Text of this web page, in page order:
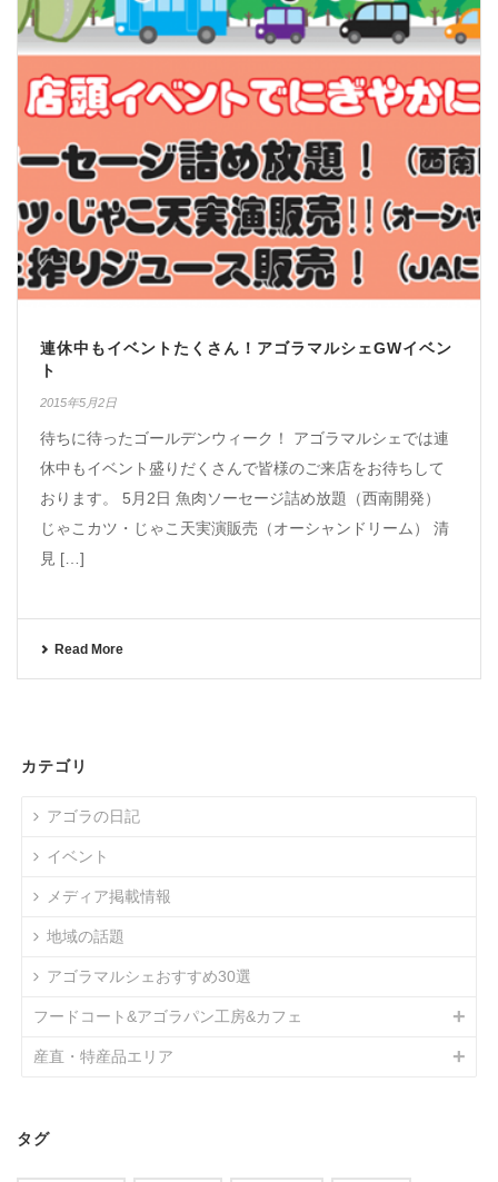
連休中もイベントたくさん！アゴラマルシェGWイベン
ト
2015年5月2日
待ちに待ったゴールデンウィーク！ アゴラマルシェでは連
休中もイベント盛りだくさんで皆様のご来店をお待ちして
おります。 5月2日 魚肉ソーセージ詰め放題（西南開発）
じゃこカツ・じゃこ天実演販売（オーシャンドリーム） 清
見 […]
Read More
カテゴリ
アゴラの日記
イベント
メディア掲載情報
地域の話題
アゴラマルシェおすすめ30選
フードコート&アゴラパン工房&カフェ
産直・特産品エリア
タグ